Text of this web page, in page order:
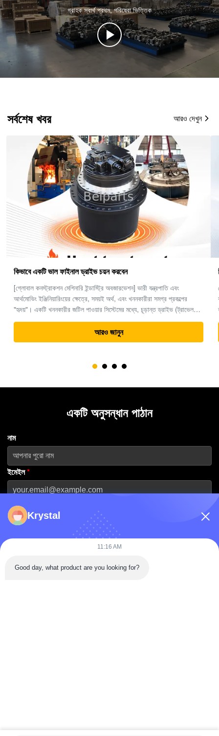
গ্রাহক স্বার্থ প্রথম, পরিষেবা ভিত্তিক
সর্বশেষ খবর আরও দেখুন
চীনে সেরা হাইড্রোলিক এক্সকাভেটর যন্ত্রাংশ প্রস্তুতকারক।
বেলপার্টস মেশিনারি লিমিটেড একটি শীর্ষস্থানীয় বিশ্বব্যাপী সরবরাহকারী যা উচ্চ-
কার্যকারিতা হাইড্রোলিক খননকারীর অংশগুলিতে বিশেষজ্ঞ। ২০১৩ সালে প্রতিষ্ঠিত
হয়েছিল এবং গুয়াংজুতে প্রধান মেশিন হাবের সদর দফতর রয়েছে,কোম্পানিটি বিশ্বব্যাপী
ভারী সরঞ্জাম সমাধানের জন্য একটি নির্ভরযোগ্য অংশীদার হিসাবে তার খ্যাতি ...
আরও জানুন
একটি অনুসন্ধান পাঠান
নাম
ইমেইল*
ফোন নম্বর
কোম্পানির নাম
Krystal
11:16 AM
Good day, what product are you looking for?